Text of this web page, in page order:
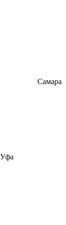
Самара
Уфа